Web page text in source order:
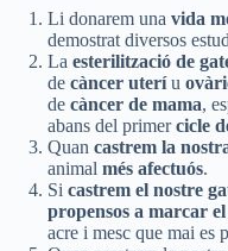
Li donarem una vida
demostrat diversos
La esterilització de
de càncer uteríu
de càncer de mama,
abans del primercicle
Quan castrem la
animal més afectuós.
Si castrem el nostre
propensos a marcar
acre i mesc que mai es